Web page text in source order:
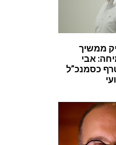
ממשיך
אבי
כסמנכ”ל